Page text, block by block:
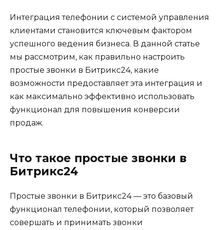
Интеграция телефонии с системой управления
клиентами становится ключевым фактором
успешного ведения бизнеса. В данной статье
мы рассмотрим, как правильно настроить
простые звонки в Битрикс24, какие
возможности предоставляет эта интеграция и
как максимально эффективно использовать
функционал для повышения конверсии
продаж.
Что такое простые звонки в
Битрикс24
Простые звонки в Битрикс24 — это базовый
функционал телефонии, который позволяет
совершать и принимать звонки